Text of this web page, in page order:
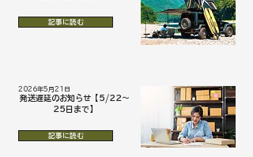
記事に読む
2026年5月21日
発送遅延のお知らせ【5/22～
25日まで】
記事に読む